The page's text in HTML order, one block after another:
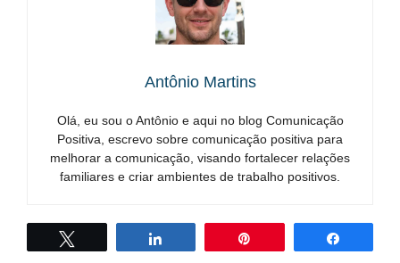
Antônio Martins
Olá, eu sou o Antônio e aqui no blog Comunicação
Positiva, escrevo sobre comunicação positiva para
melhorar a comunicação, visando fortalecer relações
familiares e criar ambientes de trabalho positivos.
Compartilhar